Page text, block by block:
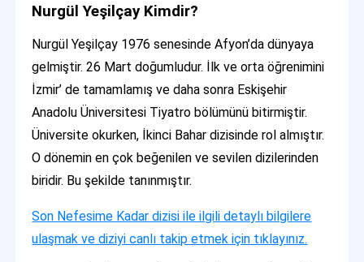
Nurgül Yeşilçay Kimdir?
Nurgül Yeşilçay 1976 senesinde Afyon’da dünyaya
gelmiştir. 26 Mart doğumludur. İlk ve orta öğrenimini
İzmir’ de tamamlamış ve daha sonra Eskişehir
Anadolu Üniversitesi Tiyatro bölümünü bitirmiştir.
Üniversite okurken, İkinci Bahar dizisinde rol almıştır.
O dönemin en çok beğenilen ve sevilen dizilerinden
biridir. Bu şekilde tanınmıştır.
Son Nefesime Kadar dizisi ile ilgili detaylı bilgilere
ulaşmak ve diziyi canlı takip etmek için tıklayınız.